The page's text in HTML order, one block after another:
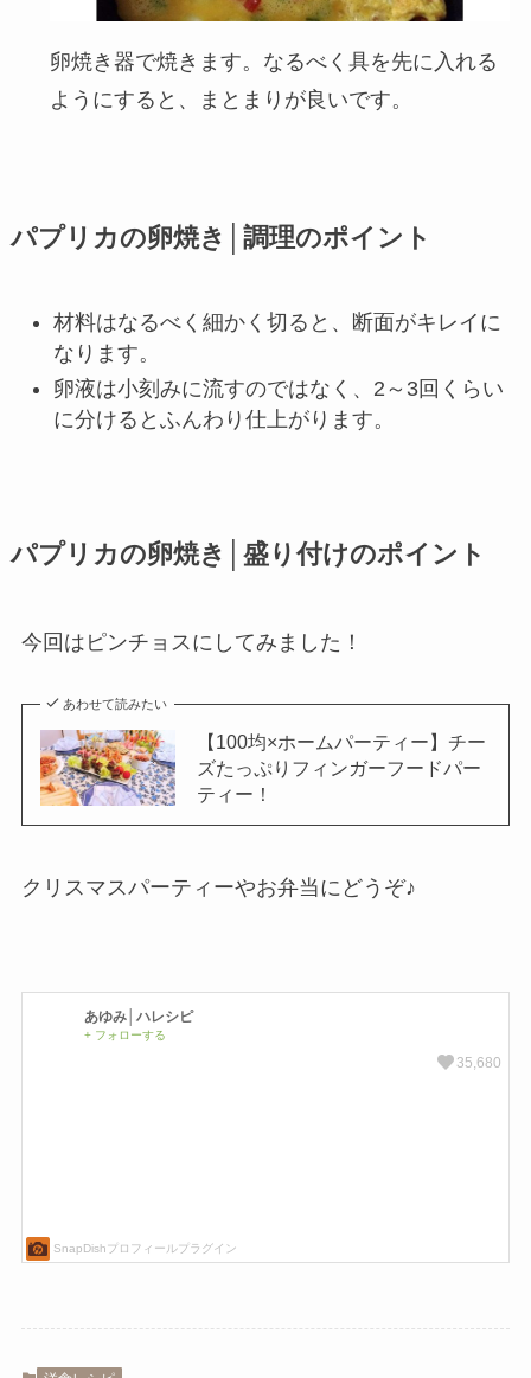
卵焼き器で焼きます。なるべく具を先に入れる
ようにすると、まとまりが良いです。
パプリカの卵焼き│調理のポイント
材料はなるべく細かく切ると、断面がキレイに
なります。
卵液は小刻みに流すのではなく、2～3回くらい
に分けるとふんわり仕上がります。
パプリカの卵焼き│盛り付けのポイント
今回はピンチョスにしてみました！
あわせて読みたい
【100均×ホームパーティー】チー
ズたっぷりフィンガーフードパー
ティー！
クリスマスパーティーやお弁当にどうぞ♪